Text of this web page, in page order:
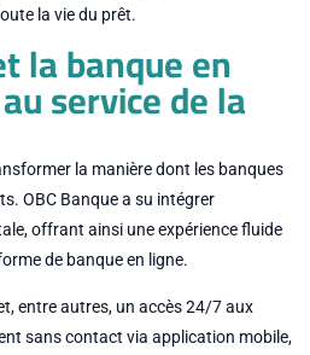
la vie du prêt.
la banque en
service de la
la manière dont les banques
OBC Banque a su intégrer
offrant ainsi une expérience fluide
de banque en ligne.
entre autres, un accès 24/7 aux
sans contact via application mobile,